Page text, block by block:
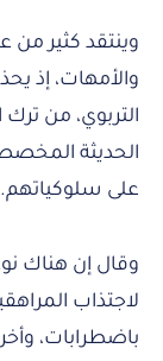
وينتقد كثير من
والأمهات، إذ
التربوي، من
الحديثة
على سلوكياتهم.
وقال إن هناك
لاجتذاب
باضطرابات،